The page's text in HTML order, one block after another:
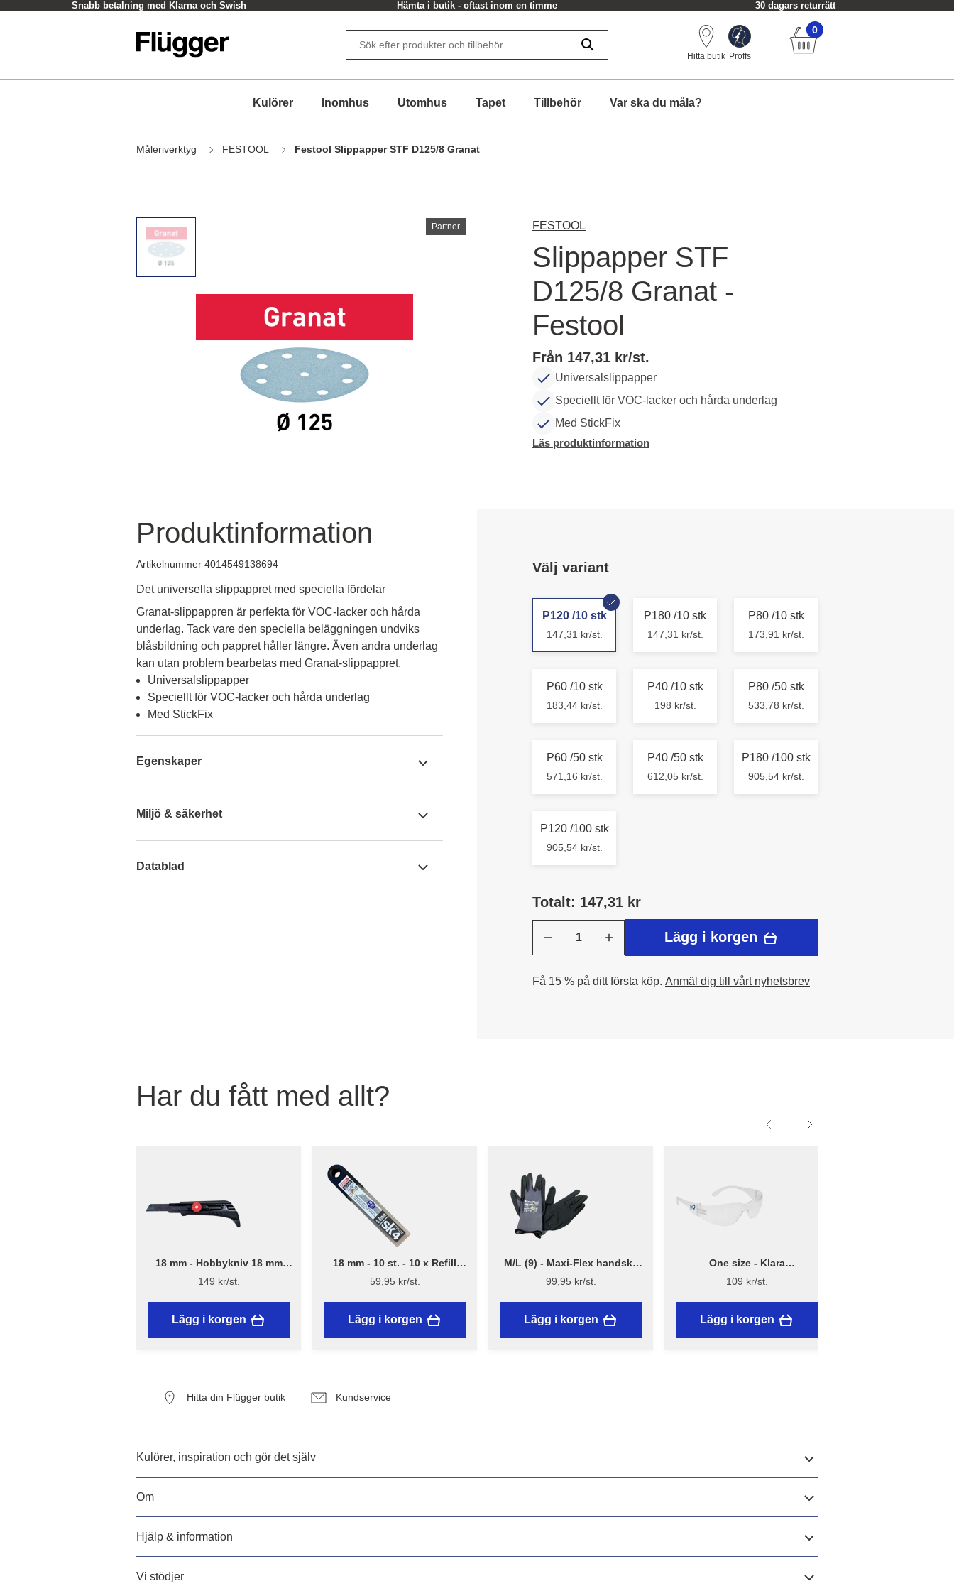
Hämta i butik - oftast inom en timme 30 dagars returrätt Alltid fri frakt från 749 kr.
Hitta butik Proffs
0
Kulörer Inomhus Utomhus Tapet Tillbehör Var ska du måla?
Måleriverktyg FESTOOL Festool Slippapper STF D125/8 Granat
Partner
Produktinformation
Artikelnummer 4014549138694
Det universella slippappret med speciella fördelar
Granat-slippappren är perfekta för VOC-lacker och hårda
underlag. Tack vare den speciella beläggningen undviks
blåsbildning och pappret håller längre. Även andra underlag
kan utan problem bearbetas med Granat-slippappret.
Universalslippapper
Speciellt för VOC-lacker och hårda underlag
Med StickFix
Egenskaper
Miljö & säkerhet
Datablad
FESTOOL
Slippapper STF
D125/8 Granat -
Festool
Från 147,31 kr/st.
Universalslippapper
Speciellt för VOC-lacker och hårda underlag
Med StickFix
Läs produktinformation
Välj variant
P120 /10 stk
147,31 kr/st.
P180 /10 stk
147,31 kr/st.
P80 /10 stk
173,91 kr/st.
P60 /10 stk
183,44 kr/st.
P40 /10 stk
198 kr/st.
P80 /50 stk
533,78 kr/st.
P60 /50 stk
571,16 kr/st.
P40 /50 stk
612,05 kr/st.
P180 /100 stk
905,54 kr/st.
P120 /100 stk
905,54 kr/st.
Totalt: 147,31 kr
Lägg i korgen
Få 15 % på ditt första köp. Anmäl dig till vårt nyhetsbrev
Har du fått med allt?
18 mm - Hobbykniv 18 mm
med skruvlås och mattkrok.
149 kr/st.
Lägg i korgen
18 mm - 10 st. - 10 x Refill
brytblad – Assist
59,95 kr/st.
Lägg i korgen
M/L (9) - Maxi-Flex handske
model 42-874
99,95 kr/st.
Lägg i korgen
One size - Klara
skyddglasögon - Light -
Bluestar
109 kr/st.
Lägg i korgen
Hitta din Flügger butik Kundservice
Kulörer, inspiration och gör det själv
Om
Hjälp & information
Vi stödjer